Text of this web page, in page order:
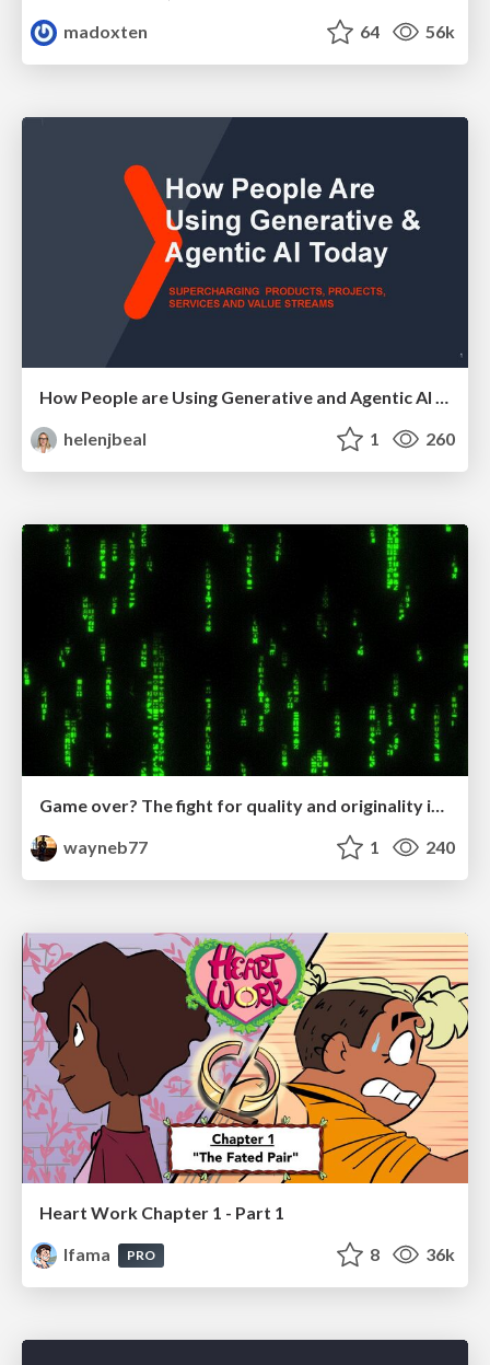
madoxten
64 56k
How People are Using Generative and Agentic AI to Supercharge Their Products, Projects, Services and Value Streams Today
helenjbeal
1 260
Game over? The fight for quality and originality in the time of robots
wayneb77
1 240
Heart Work Chapter 1 - Part 1
lfama
PRO 8 36k